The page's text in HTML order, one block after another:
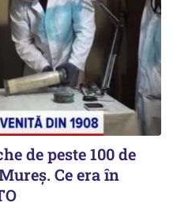
de peste 100 de
Ce era în